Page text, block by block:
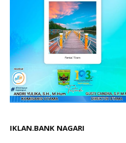
IKLAN.BANK NAGARI